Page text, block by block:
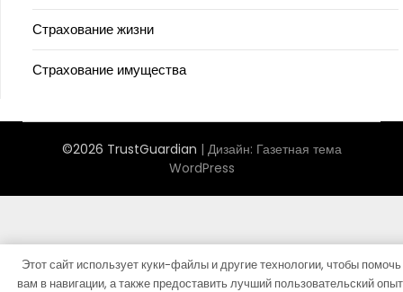
Страхование жизни
Страхование имущества
©2026 TrustGuardian | Дизайн: Газетная тема
WordPress
Этот сайт использует куки-файлы и другие технологии, чтобы помочь
вам в навигации, а также предоставить лучший пользовательский